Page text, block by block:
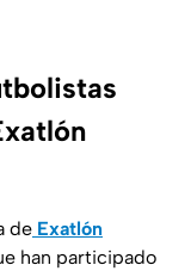
de Exatlón
han participado